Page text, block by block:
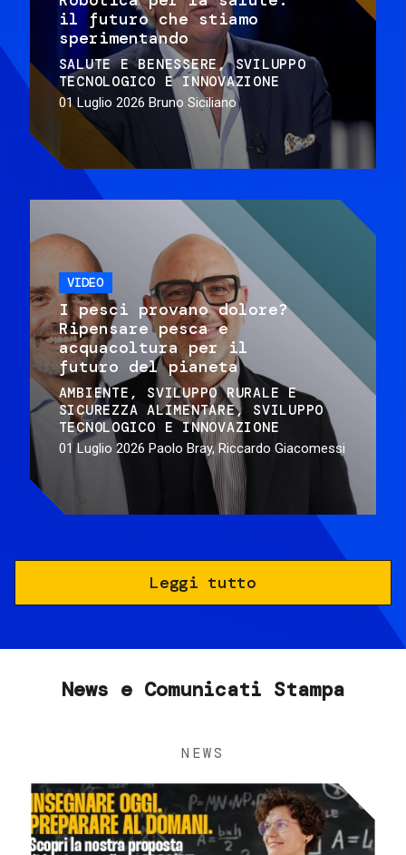
il futuro che stiamo
sperimentando
SALUTE E BENESSERE
SVILUPPO
TECNOLOGICO E INNOVAZIONE
01 Luglio 2026 Bruno Siciliano
VIDEO
I pesci provano dolore?
Ripensare pesca e
acquacoltura per il
futuro del pianeta
AMBIENTE
SVILUPPO RURALE E
SICUREZZA ALIMENTARE
SVILUPPO
TECNOLOGICO E INNOVAZIONE
01 Luglio 2026 Paolo Bray, Riccardo Giacomessi
Leggi tutto
News e Comunicati Stampa
NEWS